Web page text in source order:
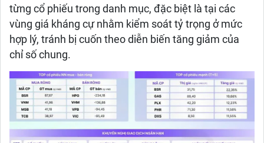
từng cổ phiếu trong danh mục, đặc biệt là tại các
vùng giá kháng cự nhằm kiểm soát tỷ trọng ở mức
hợp lý, tránh bị cuốn theo diễn biến tăng giảm của
chỉ số chung.